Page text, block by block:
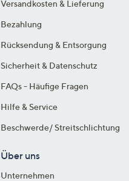
Versandkosten & Lieferung
Bezahlung
Rücksendung & Entsorgung
Sicherheit & Datenschutz
FAQs - Häufige Fragen
Hilfe & Service
Beschwerde/ Streitschlichtung
Über uns
Unternehmen